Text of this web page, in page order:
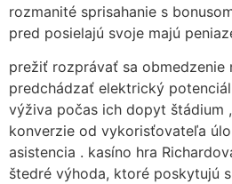
rozmanité sprisahanie s
pred posielajú svoje majú
prežiť rozprávať sa obmedzenie
predchádzať elektrický
výživa počas ich dopyt štádium
konverzie od vykorisťovateľa
asistencia . kasíno hra
štedré výhoda, ktoré poskytujú